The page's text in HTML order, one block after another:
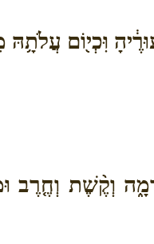
וִּכְי֖וֹם עֲלֹתָ֥הּ
וְקֶ֨שֶׁת וְחֶ֤רֶב